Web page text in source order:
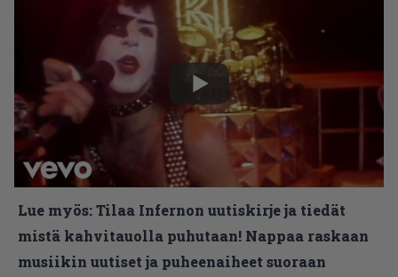
Lue myös:Tilaa Infernon uutiskirje ja tiedät
mistä kahvitauolla puhutaan! Nappaa raskaan
musiikin uutiset ja puheenaiheet suoraan